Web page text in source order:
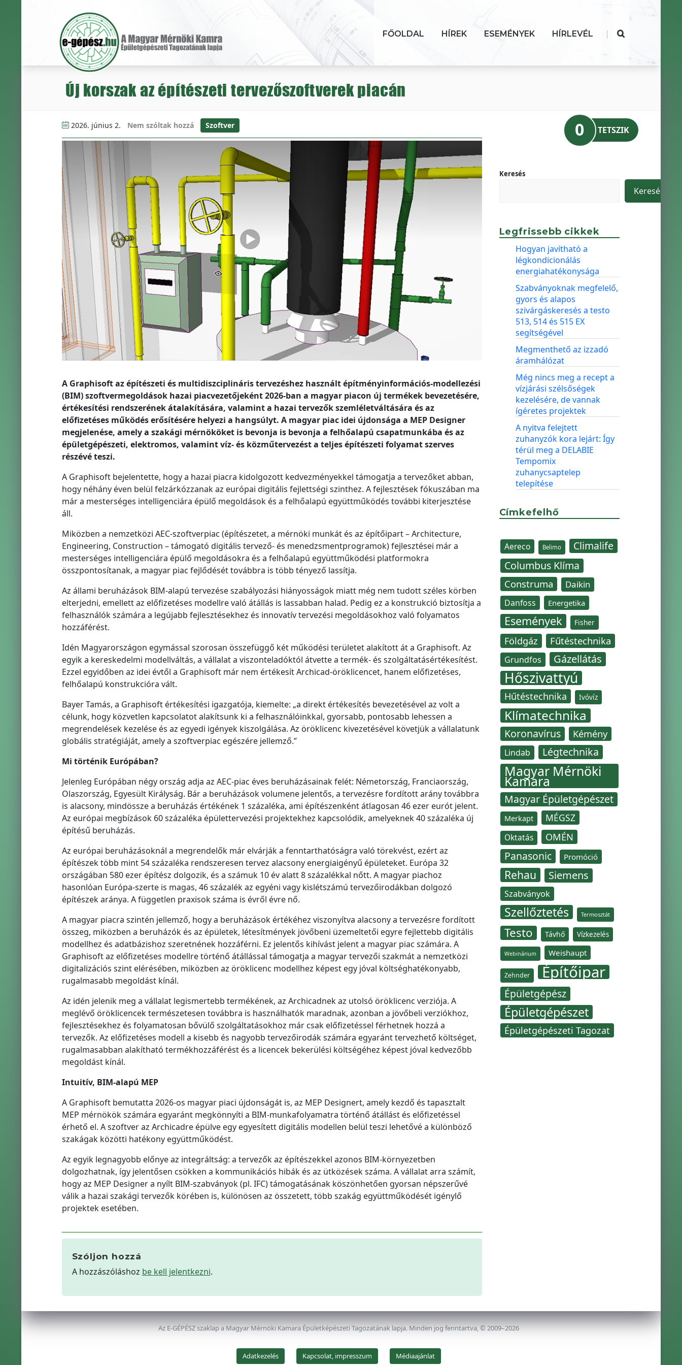
FŐOLDAL HÍREK ESEMÉNYEK HÍRLEVÉL |
Új korszak az építészeti tervezőszoftverek piacán
2026. június 2. Nem szóltak hozzá Szoftver
A Graphisoft az építészeti és multidiszciplináris tervezéshez használt építményinformációs-modellezési
(BIM) szoftvermegoldások hazai piacvezetőjeként 2026-ban a magyar piacon új termékek bevezetésére,
értékesítési rendszerének átalakítására, valamint a hazai tervezők szemléletváltására és az
előfizetéses működés erősítésére helyezi a hangsúlyt. A magyar piac idei újdonsága a MEP Designer
megjelenése, amely a szakági mérnököket is bevonja is bevonja a felhőalapú csapatmunkába és az
épületgépészeti, elektromos, valamint víz- és közműtervezést a teljes építészeti folyamat szerves
részévé teszi.
A Graphisoft bejelentette, hogy a hazai piacra kidolgozott kedvezményekkel támogatja a tervezőket abban,
hogy néhány éven belül felzárkózzanak az európai digitális fejlettségi szinthez. A fejlesztések fókuszában ma
már a mesterséges intelligenciára épülő megoldások és a felhőalapú együttműködés további kiterjesztése
áll.
Miközben a nemzetközi AEC-szoftverpiac (építészetet, a mérnöki munkát és az építőipart – Architecture,
Engineering, Construction – támogató digitális tervező- és menedzsmentprogramok) fejlesztései már a
mesterséges intelligenciára épülő megoldásokra és a felhőalapú együttműködési platformokra
összpontosítanak, a magyar piac fejlődését továbbra is több tényező lassítja.
Az állami beruházások BIM-alapú tervezése szabályozási hiányosságok miatt még nem tudott széles körben
elterjedni, emellett az előfizetéses modellre való átállás is lassabban halad. Pedig ez a konstrukció biztosítja a
felhasználók számára a legújabb fejlesztésekhez és innovatív tervezési megoldásokhoz való folyamatos
hozzáférést.
Idén Magyarországon egymással szorosan összefüggő két működési területet alakított át a Graphisoft. Az
egyik a kereskedelmi modellváltás, a vállalat a viszonteladóktól átvette a termék- és szolgáltatásértékesítést.
Ezzel egyidőben az idei évtől a Graphisoft már nem értékesít Archicad-öröklicencet, hanem előfizetéses,
felhőalapú konstrukcióra vált.
Bayer Tamás, a Graphisoft értékesítési igazgatója, kiemelte: „a direkt értékesítés bevezetésével az volt a
célunk, hogy közvetlen kapcsolatot alakítsunk ki a felhasználóinkkal, gyorsabb, pontosabb lehessen a
megrendelések kezelése és az egyedi igények kiszolgálása. Az öröklicenc kivezetésével követjük a vállalatunk
globális stratégiáját, amely a szoftverpiac egészére jellemző.”
Mi történik Európában?
Jelenleg Európában négy ország adja az AEC-piac éves beruházásainak felét: Németország, Franciaország,
Olaszország, Egyesült Királyság. Bár a beruházások volumene jelentős, a tervezésre fordított arány továbbra
is alacsony, mindössze a beruházás értékének 1 százaléka, ami építészenként átlagosan 46 ezer eurót jelent.
Az európai megbízások 60 százaléka épülettervezési projektekhez kapcsolódik, amelyeknek 40 százaléka új
építésű beruházás.
Az európai beruházásoknál a megrendelők már elvárják a fenntarthatóságra való törekvést, ezért az
építészek több mint 54 százaléka rendszeresen tervez alacsony energiaigényű épületeket. Európa 32
országában 580 ezer építész dolgozik, és a számuk 10 év alatt 8 százalékkal nőtt. A magyar piachoz
hasonlóan Európa-szerte is magas, 46 százalék az egyéni vagy kislétszámú tervezőirodákban dolgozó
építészek aránya. A független praxisok száma is évről évre nő.
A magyar piacra szintén jellemző, hogy a beruházások értékéhez viszonyítva alacsony a tervezésre fordított
összeg, miközben a beruházók és az épületek, létesítmények jövőbeni üzemeltetői egyre fejlettebb digitális
modellhez és adatbázishoz szeretnének hozzáférni. Ez jelentős kihívást jelent a magyar piac számára. A
Graphisoft az előfizetéses modellre történő átállással támogatja a magyar tervezői szakmát a nemzetközi
digitalizációs szint elérésében, miközben az öröklicenc modellhez képest egy jóval költséghatékonyabb,
rugalmasabb megoldást kínál.
Az idén jelenik meg a vállalat legismertebb termékének, az Archicadnek az utolsó öröklicenc verziója. A
meglévő öröklicencek természetesen továbbra is használhatók maradnak, azonban a jövőbeli verziókhoz,
fejlesztésekhez és folyamatosan bővülő szolgáltatásokhoz már csak előfizetéssel férhetnek hozzá a
tervezők. Az előfizetéses modell a kisebb és nagyobb tervezőirodák számára egyaránt tervezhető költséget,
rugalmasabban alakítható termékhozzáférést és a licencek bekerülési költségéhez képest jóval kedvezőbb
megoldást kínál.
Intuitív, BIM-alapú MEP
A Graphisoft bemutatta 2026-os magyar piaci újdonságát is, az MEP Designert, amely kezdő és tapasztalt
MEP mérnökök számára egyaránt megkönnyíti a BIM-munkafolyamatra történő átállást és előfizetéssel
érhető el. A szoftver az Archicadre épülve egy egyesített digitális modellen belül teszi lehetővé a különböző
szakágak közötti hatékony együttműködést.
Az egyik legnagyobb előnye az integráltság: a tervezők az építészekkel azonos BIM-környezetben
dolgozhatnak, így jelentősen csökken a kommunikációs hibák és az ütközések száma. A vállalat arra számít,
hogy az MEP Designer a nyílt BIM-szabványok (pl. IFC) támogatásának köszönhetően gyorsan népszerűvé
válik a hazai szakági tervezők körében is, különösen az összetett, több szakág együttműködését igénylő
projektek esetében.
Szóljon hozzá
A hozzászóláshoz be kell jelentkezni.
0 TETSZIK
Keresés
Keresés
Legfrissebb cikkek
Hogyan javítható a
légkondicionálás
energiahatékonysága
Szabványoknak megfelelő,
gyors és alapos
szivárgáskeresés a testo
513, 514 és 515 EX
segítségével
Megmenthető az izzadó
áramhálózat
Még nincs meg a recept a
vízjárási szélsőségek
kezelésére, de vannak
ígéretes projektek
A nyitva felejtett
zuhanyzók kora lejárt: Így
térül meg a DELABIE
Tempomix
zuhanycsaptelep
telepítése
Címkefelhő
Aereco Belimo
Climalife
Columbus Klíma
Construma Daikin
Danfoss Energetika
Események Fisher
Földgáz Fűtéstechnika
Grundfos Gázellátás
Hőszivattyú
Hűtéstechnika Ivóvíz
Klímatechnika
Koronavírus Kémény
Lindab Légtechnika
Magyar Mérnöki
Kamara
Magyar Épületgépészet
Merkapt MÉGSZ
Oktatás OMÉN
Panasonic Promóció
Rehau Siemens
Szabványok
Szellőztetés Termosztát
Testo Távhő Vízkezelés
Webinárium Weishaupt
Zehnder Építőipar
Épületgépész
Épületgépészet
Épületgépészeti Tagozat
Az E-GÉPÉSZ szaklap a Magyar Mérnöki Kamara Épületképészeti Tagozatának lapja. Minden jog fenntartva, © 2009–2026
Adatkezelés Kapcsolat, impresszum Médiaajánlat